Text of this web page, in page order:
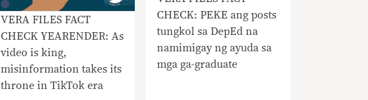
VERA FILES FACT
CHECK YEARENDER: As
video is king,
misinformation takes its
throne in TikTok era
CHECK: PEKE ang posts
tungkol sa DepEd na
namimigay ng ayuda sa
mga ga-graduate